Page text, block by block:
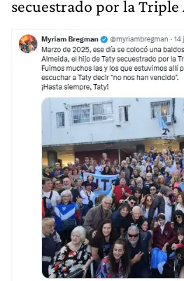
secuestrado por la Triple